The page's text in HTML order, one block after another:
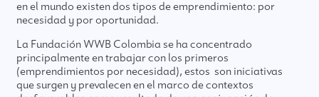
en el mundo existen dos tipos de emprendimiento: por
necesidad y por oportunidad.
La Fundación WWB Colombia se ha concentrado
principalmente en trabajar con los primeros
(emprendimientos por necesidad), estos son iniciativas
que surgen y prevalecen en el marco de contextos